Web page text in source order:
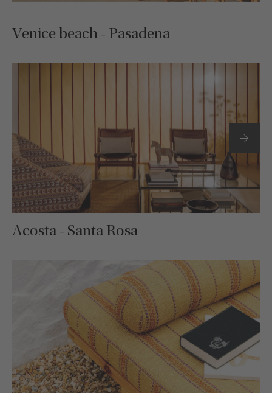
Venice beach - Pasadena
Acosta - Santa Rosa